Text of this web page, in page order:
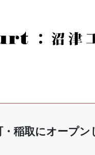
稲取にオープ